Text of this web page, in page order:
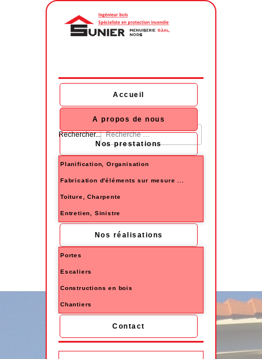
Rechercher...
Accueil
A propos de nous
Nos prestations
Planification, Organisation
Fabrication d'éléments sur mesure ...
Toiture, Charpente
Entretien, Sinistre
Nos réalisations
Portes
Escaliers
Constructions en bois
Chantiers
Contact